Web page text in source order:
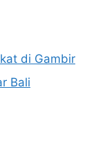
di Gambir
Bali